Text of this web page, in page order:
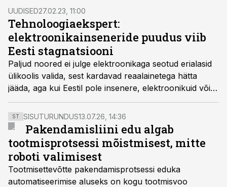
juba mõnda aega.
UUDISED27.02.23, 11:00
Tehnoloogiaekspert:
elektroonikainseneride puudus viib
Eesti stagnatsiooni
Paljud noored ei julge elektroonikaga seotud erialasid
ülikoolis valida, sest kardavad reaalainetega hätta
jääda, aga kui Eestil pole insenere, elektroonikuid või
telekommunikatsioonieksperte, siis liigume
stagnatsiooni, leiab elektroonikainsener Alari Rotka.
ST SISUTURUNDUS13.07.26, 14:36
Pakendamisliini edu algab
tootmisprotsessi mõistmisest, mitte
roboti valimisest
Tootmisettevõtte pakendamisprotsessi eduka
automatiseerimise aluseks on kogu tootmisvoo